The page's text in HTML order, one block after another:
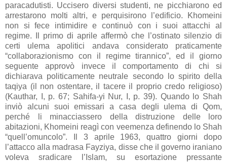
paracadutisti. Uccisero diversi studenti, ne picchiarono ed
arrestarono molti altri, e perquisirono l’edificio. Khomeini
non si fece intimidire e continuò con i suoi attacchi al
regime. Il primo di aprile affermò che l’ostinato silenzio di
certi ulema apolitici andava considerato praticamente
“collaborazionismo con il regime tirannico”, ed il giorno
seguente approvò invece il comportamento di chi si
dichiarava politicamente neutrale secondo lo spirito della
taqiya (il non ostentare, il tacere il proprio credo religioso)
(Kauthar, I, p. 67; Sahifa-yi Nur, I, p. 39). Quando lo Shah
inviò alcuni suoi emissari a casa degli ulema di Qom,
perché li minacciassero della distruzione delle loro
abitazioni, Khomeini reagì con veemenza definendo lo Shah
“quell’omuncolo”. Il 3 aprile 1963, quattro giorni dopo
l’attacco alla madrasa Fayziya, disse che il governo iraniano
voleva sradicare l’Islam, su esortazione pressante